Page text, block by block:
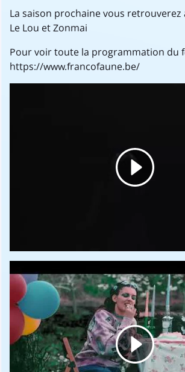
La saison prochaine vous retrouverez
Le Lou et Zonmai
Pour voir toute la programmation du
https://www.francofaune.be/